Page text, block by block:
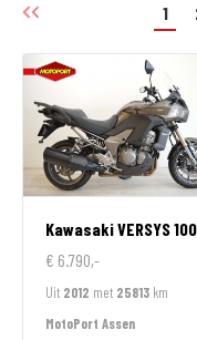
1
KawasakiVERSYS 1000 ABS
€ 6.790,-
Uit 2012 met 25813 km
MotoPort Assen